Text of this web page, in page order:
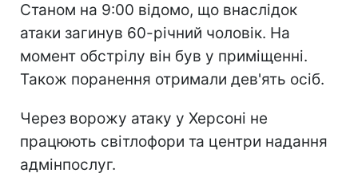
Станом на 9:00 відомо, що внаслідок
атаки загинув 60-річний чоловік. На
момент обстрілу він був у приміщенні.
Також поранення отримали дев'ять осіб.
Через ворожу атаку у Херсоні не
працюють світлофори та центри надання
адмінпослуг.